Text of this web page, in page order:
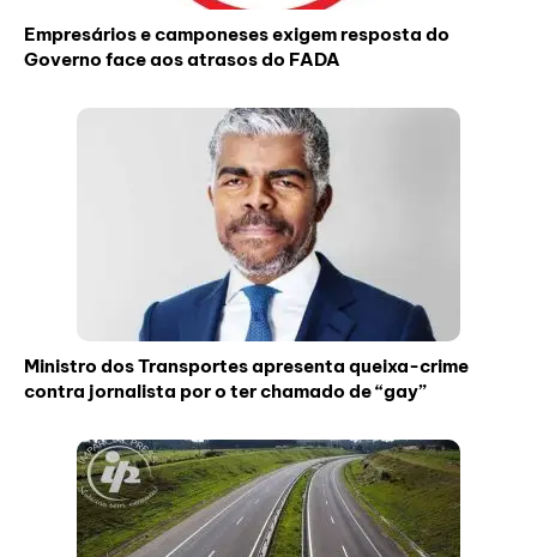
Empresários e camponeses exigem resposta do
Governo face aos atrasos do FADA
Ministro dos Transportes apresenta queixa-crime
contra jornalista por o ter chamado de “gay”